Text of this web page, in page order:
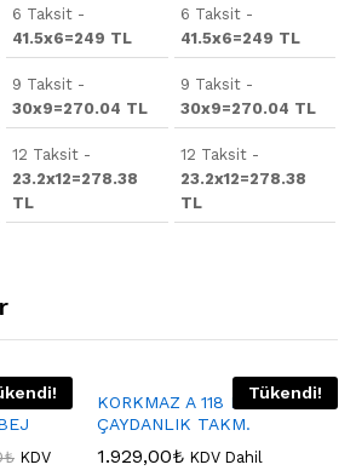
6 Taksit -
41.5x6=249 TL
9 Taksit -
30x9=270.04 TL
12 Taksit -
23.2x12=278.38
TL
6 Taksit -
41.5x6=249 TL
9 Taksit -
30x9=270.04 TL
12 Taksit -
23.2x12=278.38
TL
₺ KDV
Tükendi!
KORKMAZ A 118 FLORA MİDİ
ÇAYDANLIK TAKM.
1.929,00₺ KDV Dahil